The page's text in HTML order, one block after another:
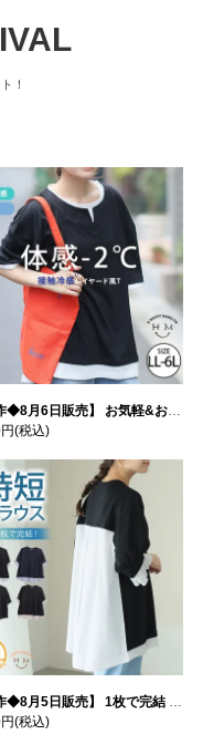
！
お気軽&お手軽 選べるデザイン 接触冷感 レイヤード風 コットン トップス | 大きいサイズの通販ならハッピーマリリン
(税込)
売】 1枚で完結 袖口＆バック フハク使い トップス | 大きいサイズの通販ならハッピーマリリン
(税込)